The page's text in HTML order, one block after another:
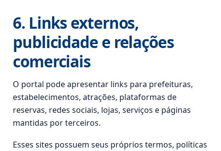
6. Links externos,
publicidade e relações
comerciais
O portal pode apresentar links para prefeituras,
estabelecimentos, atrações, plataformas de
reservas, redes sociais, lojas, serviços e páginas
mantidas por terceiros.
Esses sites possuem seus próprios termos, políticas